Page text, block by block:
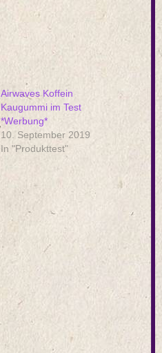
Airwaves Koffein
Kaugummi im Test
*Werbung*
10. September 2019
In "Produkttest"